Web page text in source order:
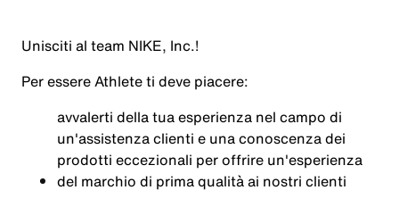
Unisciti al team NIKE, Inc.!
Per essereAthleteti deve piacere:
avvalerti della tua esperienza nel campo di
un'assistenza clienti e una conoscenza dei
prodotti eccezionali per offrire un'esperienza
del marchio di prima qualità ai nostri clienti